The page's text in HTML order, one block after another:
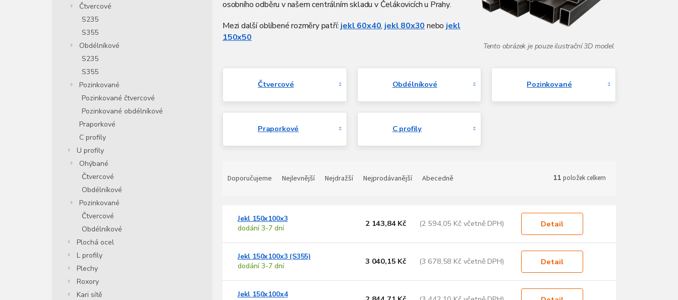
Čtvercové
S235
S355
Obdélníkové
S235
S355
Pozinkované
Pozinkované čtvercové
Pozinkované obdélníkové
Praporkové
C profily
U profily
Ohýbané
Čtvercové
Obdélníkové
Pozinkované
Čtvercové
Obdélníkové
Plochá ocel
L profily
Plechy
Roxory
Kari sítě
osobního odběru v našem centrálním skladu v Čelákovicích u Prahy.
Mezi další oblíbené rozměry patří: jekl 60x40, jekl 80x30 nebo jekl
150x50
Čtvercové Obdélníkové Pozinkované
Praporkové C profily
r
u
Doporučujeme Nejlevnější Nejdražší Nejprodávanější Abecedně 11 položek celkem
i
Jekl 150x100x3
dodání 3-7 dní
2 143,84 Kč (2 594,05 Kč včetně DPH) Detail
Jekl 150x100x3 (S355)
dodání 3-7 dní
3 040,15 Kč (3 678,58 Kč včetně DPH) Detail
Jekl 150x100x4